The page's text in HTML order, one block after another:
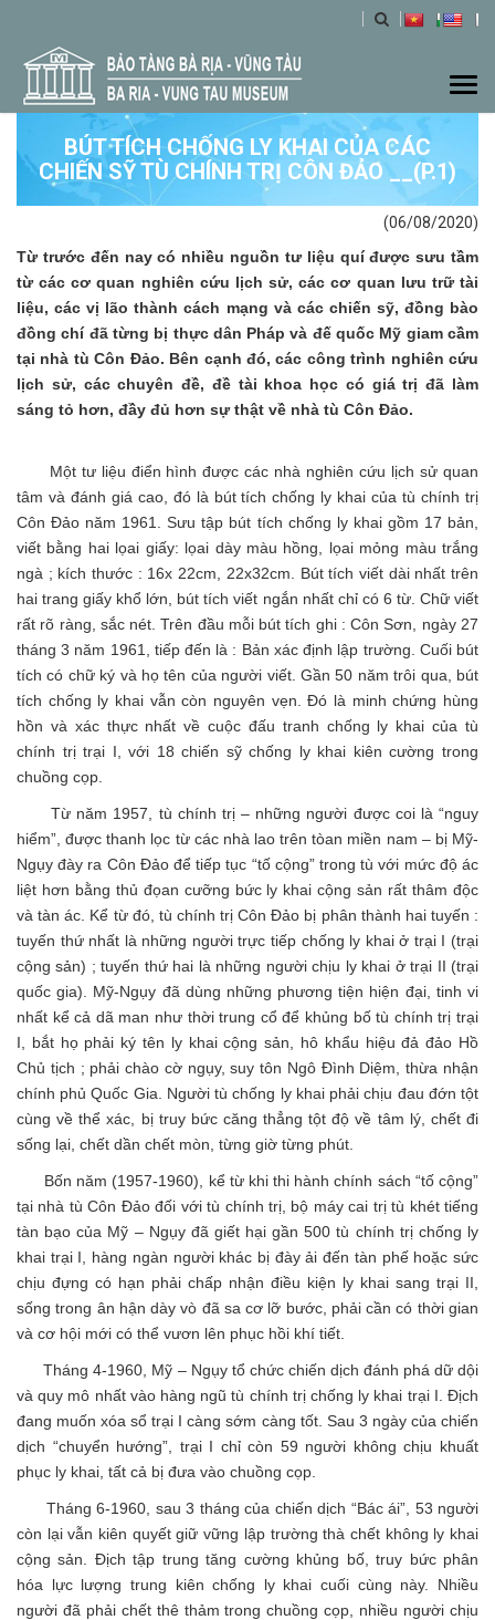
BÚT TÍCH CHỐNG LY KHAI CỦA CÁC
CHIẾN SỸ TÙ CHÍNH TRỊ CÔN ĐẢO __(P.1)
(06/08/2020)
Từ trước đến nay có nhiều nguồn tư liệu quí được sưu tầm
từ các cơ quan nghiên cứu lịch sử, các cơ quan lưu trữ tài
liệu, các vị lão thành cách mạng và các chiến sỹ, đồng bào
đồng chí đã từng bị thực dân Pháp và đế quốc Mỹ giam cầm
tại nhà tù Côn Đảo. Bên cạnh đó, các công trình nghiên cứu
lịch sử, các chuyên đề, đề tài khoa học có giá trị đã làm
sáng tỏ hơn, đầy đủ hơn sự thật về nhà tù Côn Đảo.
Một tư liệu điển hình được các nhà nghiên cứu lịch sử quan
tâm và đánh giá cao, đó là bút tích chống ly khai của tù chính trị
Côn Đảo năm 1961. Sưu tập bút tích chống ly khai gồm 17 bản,
viết bằng hai lọai giấy: lọai dày màu hồng, lọai mỏng màu trắng
ngà ; kích thước : 16x 22cm, 22x32cm. Bút tích viết dài nhất trên
hai trang giấy khổ lớn, bút tích viết ngắn nhất chỉ có 6 từ. Chữ viết
rất rõ ràng, sắc nét. Trên đầu mỗi bút tích ghi : Côn Sơn, ngày 27
tháng 3 năm 1961, tiếp đến là : Bản xác định lập trường. Cuối bút
tích có chữ ký và họ tên của người viết. Gần 50 năm trôi qua, bút
tích chống ly khai vẫn còn nguyên vẹn. Đó là minh chứng hùng
hồn và xác thực nhất về cuộc đấu tranh chống ly khai của tù
chính trị trại I, với 18 chiến sỹ chống ly khai kiên cường trong
chuồng cọp.
Từ năm 1957, tù chính trị – những người được coi là “nguy
hiểm”, được thanh lọc từ các nhà lao trên tòan miền nam – bị Mỹ-
Ngụy đày ra Côn Đảo để tiếp tục “tố cộng” trong tù với mức độ ác
liệt hơn bằng thủ đọan cưỡng bức ly khai cộng sản rất thâm độc
và tàn ác. Kể từ đó, tù chính trị Côn Đảo bị phân thành hai tuyến :
tuyến thứ nhất là những người trực tiếp chống ly khai ở trại I (trại
cộng sản) ; tuyến thứ hai là những người chịu ly khai ở trại II (trại
quốc gia). Mỹ-Ngụy đã dùng những phương tiện hiện đại, tinh vi
nhất kể cả dã man như thời trung cổ để khủng bố tù chính trị trại
I, bắt họ phải ký tên ly khai cộng sản, hô khẩu hiệu đả đảo Hồ
Chủ tịch ; phải chào cờ ngụy, suy tôn Ngô Đình Diệm, thừa nhận
chính phủ Quốc Gia. Người tù chống ly khai phải chịu đau đớn tột
cùng về thể xác, bị truy bức căng thẳng tột độ về tâm lý, chết đi
sống lại, chết dần chết mòn, từng giờ từng phút.
Bốn năm (1957-1960), kể từ khi thi hành chính sách “tố cộng”
tại nhà tù Côn Đảo đối với tù chính trị, bộ máy cai trị tù khét tiếng
tàn bạo của Mỹ – Ngụy đã giết hại gần 500 tù chính trị chống ly
khai trại I, hàng ngàn người khác bị đày ải đến tàn phế hoặc sức
chịu đựng có hạn phải chấp nhận điều kiện ly khai sang trại II,
sống trong ân hận dày vò đã sa cơ lỡ bước, phải cần có thời gian
và cơ hội mới có thể vươn lên phục hồi khí tiết.
Tháng 4-1960, Mỹ – Ngụy tổ chức chiến dịch đánh phá dữ dội
và quy mô nhất vào hàng ngũ tù chính trị chống ly khai trại I. Địch
đang muốn xóa sổ trại I càng sớm càng tốt. Sau 3 ngày của chiến
dịch “chuyển hướng”, trại I chỉ còn 59 người không chịu khuất
phục ly khai, tất cả bị đưa vào chuồng cọp.
Tháng 6-1960, sau 3 tháng của chiến dịch “Bác ái”, 53 người
còn lại vẫn kiên quyết giữ vững lập trường thà chết không ly khai
cộng sản. Địch tập trung tăng cường khủng bố, truy bức phân
hóa lực lượng trung kiên chống ly khai cuối cùng này. Nhiều
người đã phải chết thê thảm trong chuồng cọp, nhiều người chịu